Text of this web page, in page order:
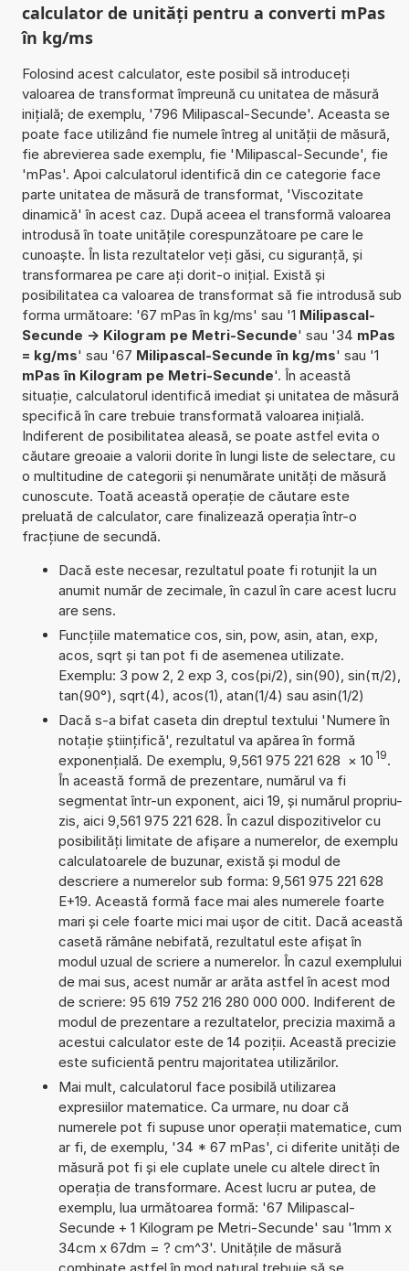
calculator de unități pentru a converti mPas
în kg/ms
Folosind acest calculator, este posibil să introduceți
valoarea de transformat împreună cu unitatea de măsură
inițială; de exemplu, '796 Milipascal-Secunde'. Aceasta se
poate face utilizând fie numele întreg al unității de măsură,
fie abrevierea sade exemplu, fie 'Milipascal-Secunde', fie
'mPas'. Apoi calculatorul identifică din ce categorie face
parte unitatea de măsură de transformat, 'Viscozitate
dinamică' în acest caz. După aceea el transformă valoarea
introdusă în toate unitățile corespunzătoare pe care le
cunoaște. În lista rezultatelor veți găsi, cu siguranță, și
transformarea pe care ați dorit-o inițial. Există și
posibilitatea ca valoarea de transformat să fie introdusă sub
forma următoare: '67 mPas în kg/ms' sau '1 Milipascal-
Secunde -> Kilogram pe Metri-Secunde' sau '34 mPas
= kg/ms' sau '67 Milipascal-Secunde în kg/ms' sau '1
mPas în Kilogram pe Metri-Secunde'. În această
situație, calculatorul identifică imediat și unitatea de măsură
specifică în care trebuie transformată valoarea inițială.
Indiferent de posibilitatea aleasă, se poate astfel evita o
căutare greoaie a valorii dorite în lungi liste de selectare, cu
o multitudine de categorii și nenumărate unități de măsură
cunoscute. Toată această operație de căutare este
preluată de calculator, care finalizează operația într-o
fracțiune de secundă.
Dacă este necesar, rezultatul poate fi rotunjit la un
anumit număr de zecimale, în cazul în care acest lucru
are sens.
Funcțiile matematice cos, sin, pow, asin, atan, exp,
acos, sqrt și tan pot fi de asemenea utilizate.
Exemplu: 3 pow 2, 2 exp 3, cos(pi/2), sin(90), sin(π/2),
tan(90°), sqrt(4), acos(1), atan(1/4) sau asin(1/2)
Dacă s-a bifat caseta din dreptul textului 'Numere în
notație științifică', rezultatul va apărea în formă
exponențială. De exemplu, 9,561 975 221 628 × 10 19.
În această formă de prezentare, numărul va fi
segmentat într-un exponent, aici 19, și numărul propriu-
zis, aici 9,561 975 221 628. În cazul dispozitivelor cu
posibilități limitate de afișare a numerelor, de exemplu
calculatoarele de buzunar, există și modul de
descriere a numerelor sub forma: 9,561 975 221 628
E+19. Această formă face mai ales numerele foarte
mari și cele foarte mici mai ușor de citit. Dacă această
casetă rămâne nebifată, rezultatul este afișat în
modul uzual de scriere a numerelor. În cazul exemplului
de mai sus, acest număr ar arăta astfel în acest mod
de scriere: 95 619 752 216 280 000 000. Indiferent de
modul de prezentare a rezultatelor, precizia maximă a
acestui calculator este de 14 poziții. Această precizie
este suficientă pentru majoritatea utilizărilor.
Mai mult, calculatorul face posibilă utilizarea
expresiilor matematice. Ca urmare, nu doar că
numerele pot fi supuse unor operații matematice, cum
ar fi, de exemplu, '34 * 67 mPas', ci diferite unități de
măsură pot fi și ele cuplate unele cu altele direct în
operația de transformare. Acest lucru ar putea, de
exemplu, lua următoarea formă: '67 Milipascal-
Secunde + 1 Kilogram pe Metri-Secunde' sau '1mm x
34cm x 67dm = ? cm^3'. Unitățile de măsură
combinate astfel în mod natural trebuie să se